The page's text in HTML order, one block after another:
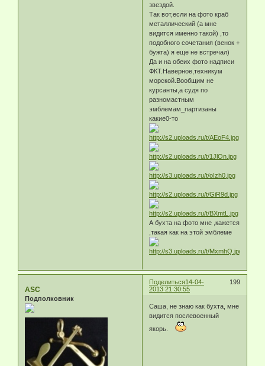
звездой.
Так вот,если на фото краб
металлический (а мне
видится именно такой) ,то
подобного сочетания (венок +
бужта) я еще не встречал)
Да и на обеих фото надписи
ФКТ.Наверное,техникум
морской.Вообщим не
курсанты,а судя по
разномастным
эмблемам_партизаны
какие0-то
А бухта на фото мне ,кажется
,такая как на этой эмблеме
Поделиться 199
14-04-
2013 21:30:55
ASC
Подполковник
Саша, не знаю как бухта, мне
видится послевоенный
якорь.